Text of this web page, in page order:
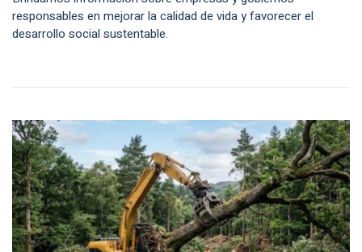
responsables en mejorar la calidad de vida y favorecer el
desarrollo social sustentable.